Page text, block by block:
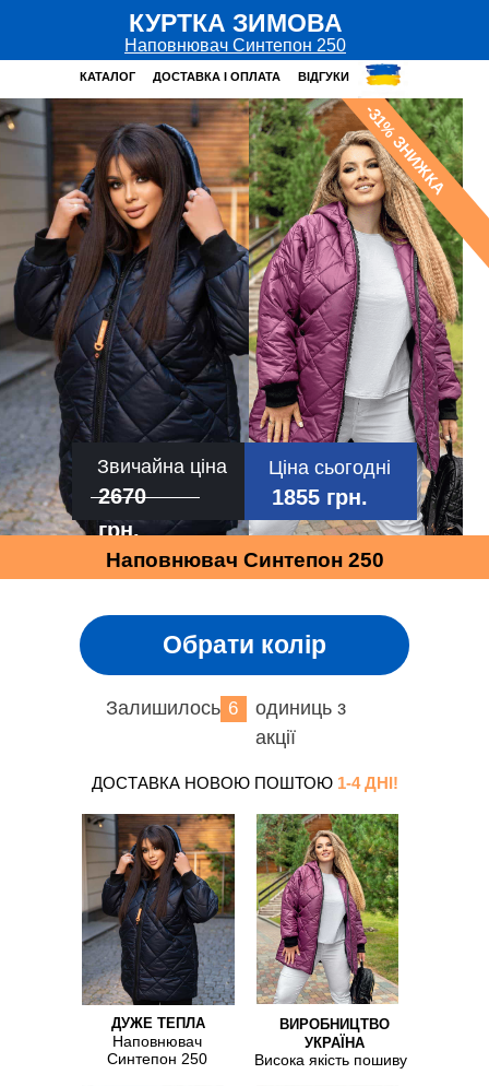
КАТАЛОГ ДОСТАВКА І ОПЛАТА ВІДГУКИ
КУРТКА ЗИМОВА
Наповнювач Синтепон 250
2670
грн.
1855 грн.
Звичайна ціна Ціна сьогодні
-31% ЗНИЖКА
Наповнювач Синтепон 250
Обрати колір
Залишилось
одиниць з
акції
6
ВИРОБНИЦТВО
УКРАЇНА
ДУЖЕ ТЕПЛА
ДОСТАВКА НОВОЮ ПОШТОЮ 1-4 ДНІ!
Наповнювач
Синтепон 250
Висока якість пошиву